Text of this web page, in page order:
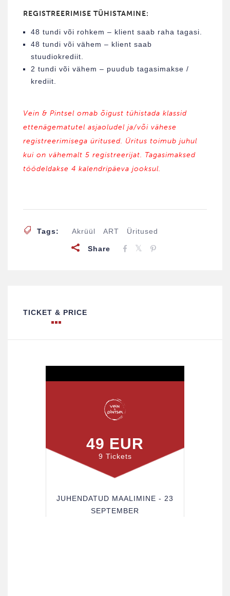
REGISTREERIMISE TÜHISTAMINE:
48 tundi või rohkem – klient saab raha tagasi.
48 tundi või vähem – klient saab
stuudiokrediit.
2 tundi või vähem – puudub tagasimakse /
krediit.
Vein & Pintsel omab õigust tühistada klassid
ettenägematutel asjaoludel ja/või vähese
registreerimisega üritused. Üritus toimub juhul
kui on vähemalt 5 registreerijat. Tagasimaksed
töödeldakse 4 kalendripäeva jooksul.
Tags: Akrüül ART Üritused
Share
TICKET & PRICE
49 EUR
9 Tickets
JUHENDATUD MAALIMINE - 23
SEPTEMBER